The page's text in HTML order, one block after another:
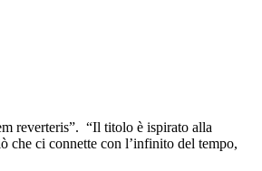
reverteris”. “Il titolo è ispirato alla
che ci connette con l’infinito del tempo,